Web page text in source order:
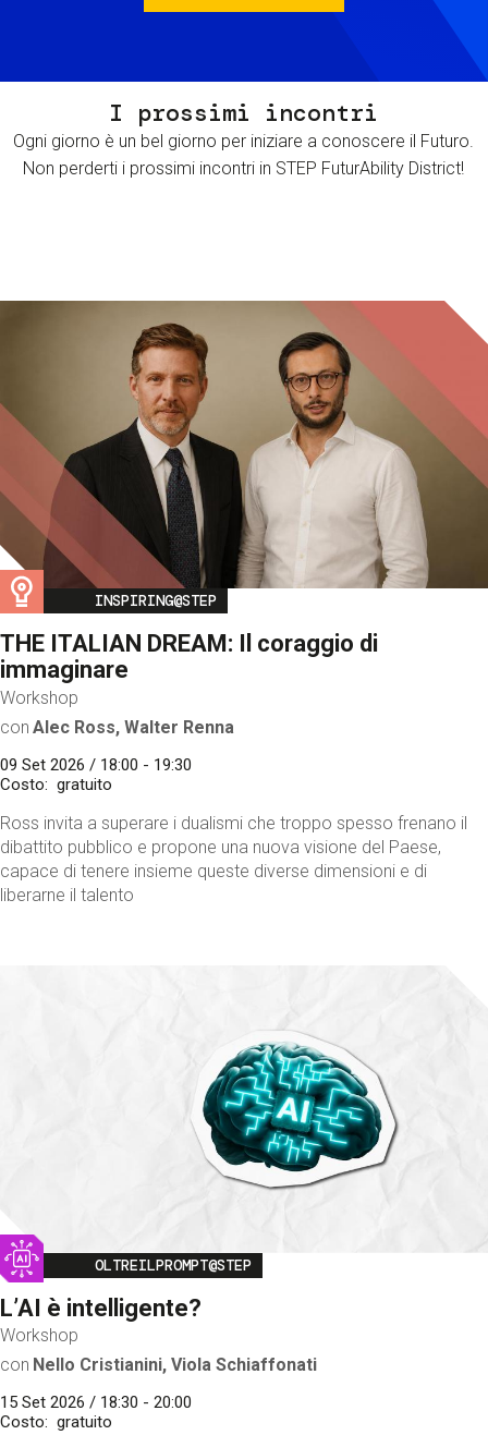
I prossimi incontri
Ogni giorno è un bel giorno per iniziare a conoscere il Futuro.
Non perderti i prossimi incontri in STEP FuturAbility District!
Image
INSPIRING@STEP
THE ITALIAN DREAM: Il coraggio di
immaginare
Workshop
con Alec Ross, Walter Renna
09 Set 2026 / 18:00 - 19:30
Costo
gratuito
Ross invita a superare i dualismi che troppo spesso frenano il
dibattito pubblico e propone una nuova visione del Paese,
capace di tenere insieme queste diverse dimensioni e di
liberarne il talento
Image
OLTREILPROMPT@STEP
L’AI è intelligente?
Workshop
con Nello Cristianini, Viola Schiaffonati
15 Set 2026 / 18:30 - 20:00
Costo
gratuito